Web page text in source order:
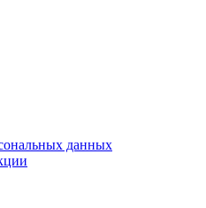
данных